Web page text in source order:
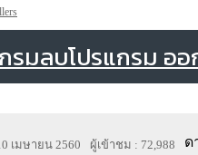
มลบโปรแกรม ออ
เมษายน 2560 ผู้เข้าชม : 72,988
ด